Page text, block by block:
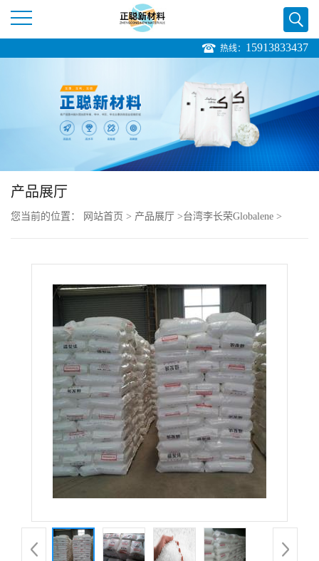
公
品
展
热线： 15913833437
产品展厅
您当前的位置： 网站首页 > 产品展厅 >台湾李长荣Globalene >